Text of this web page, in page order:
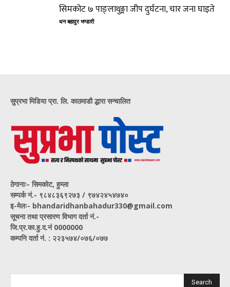
सिमकोट ७ पाङ्लाथुङ्मा जीप दुर्घटना, चार जना घाइते
धन बहादुर भण्डारी
सुप्रभा मिडिया प्रा. लि. काठमाडौ द्धारा सन्चालित
ठेगानाः- सिमकोट, हुम्ला
सम्पर्क नं‍.- ९८४८३६९२७३ / ९७४२४५४७४०
इ-मेलः- bhandaridhanbahadur330@gmail.com
सूचना तथा प्रसारण विभाग दर्ता नं.-
जि.प्र.का.हु.द.नं 0000000
कम्पनि दर्ता नं. : २२३५७४/०७६/०७७